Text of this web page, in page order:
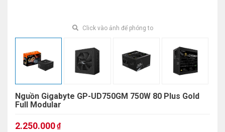
Click vào ảnh để phóng to
Nguồn Gigabyte GP-UD750GM 750W 80 Plus Gold
Full Modular
2.250.000₫